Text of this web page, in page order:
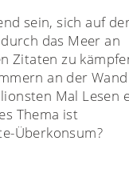
sein, sich auf
das Meer an
Zitaten zu
an der Wand
Mal Lesen
Thema ist
Überkonsum?